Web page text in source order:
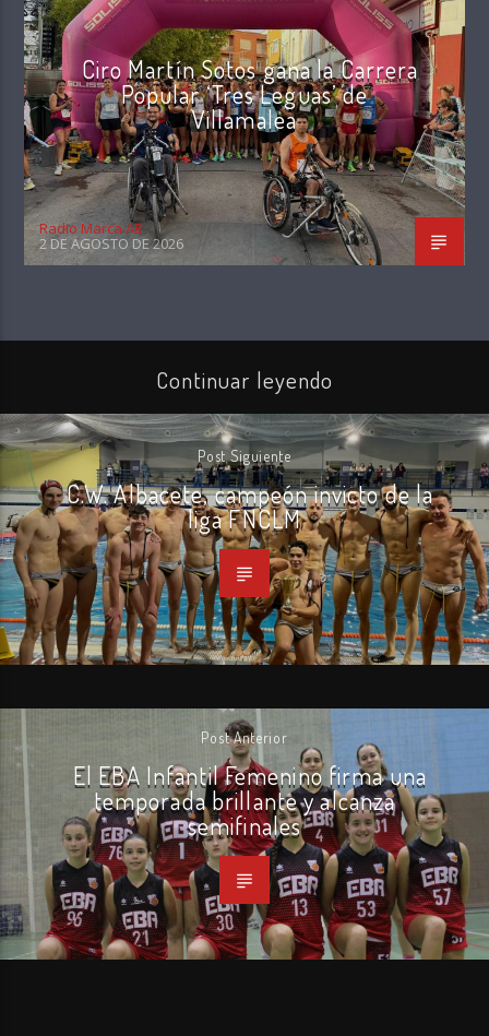
Ciro Martín Sotos gana la Carrera
Popular ‘Tres Leguas’ de
Villamalea
Radio Marca AB
2 DE AGOSTO DE 2026
Continuar leyendo
Post Siguiente
C.W. Albacete, campeón invicto de la
liga FNCLM
Post Anterior
El EBA Infantil Femenino firma una
temporada brillante y alcanza
semifinales